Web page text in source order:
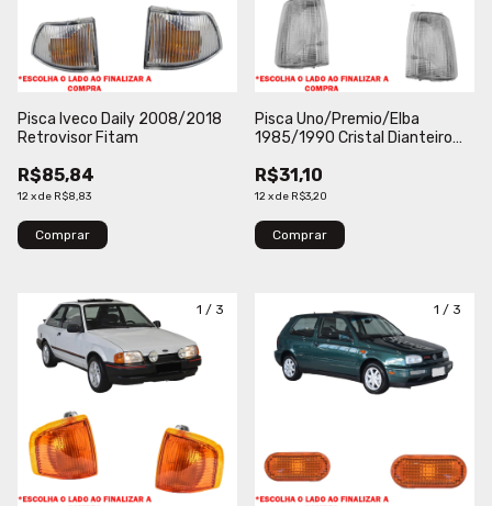
Pisca Iveco Daily 2008/2018
Retrovisor Fitam
R$85,84
12xde R$8,83
Comprar
Pisca Uno/Premio/Elba
1985/1990 Cristal Dianteiro
R$31,10
12xde R$3,20
Comprar
1 / 3 1 / 3